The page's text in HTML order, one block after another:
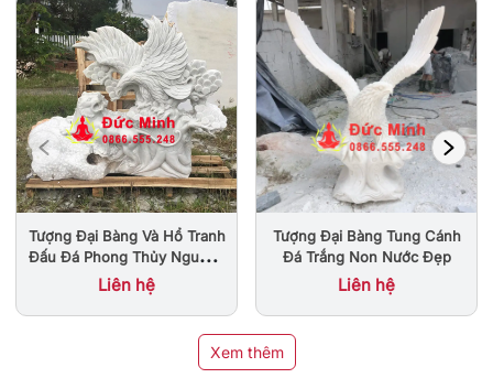
Tượng Đại Bàng Và Hổ Tranh
Đấu Đá Phong Thủy Nguyên
Khối Đẹp
Liên hệ
Tượng Đại Bàng Tung Cánh
Đá Trắng Non Nước Đẹp
Liên hệ
Xem thêm